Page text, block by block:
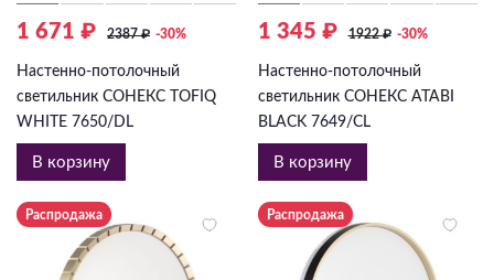
1 671 ₽ 2387₽ -30%
Настенно-потолочный
светильник СОНЕКС TOFIQ
WHITE 7650/DL
В корзину
1 345 ₽ 1922₽ -30%
Настенно-потолочный
светильник СОНЕКС ATABI
BLACK 7649/CL
В корзину
Распродажа Распродажа